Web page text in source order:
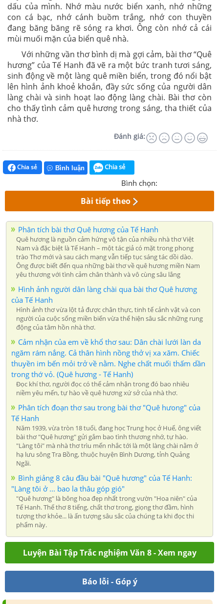
dấu của mình. Nhớ màu nước biển xanh, nhớ những
con cá bạc, nhớ cánh buồm trắng, nhớ con thuyền
đang băng băng rẽ sóng ra khơi. Ông còn nhớ cả cái
mùi muối mặn của biển quê nhà.
Với những vần thơ bình dị mà gợi cảm, bài thơ “Quê
hương” của Tế Hanh đã vẽ ra một bức tranh tươi sáng,
sinh động về một làng quê miền biển, trong đó nổi bật
lên hình ảnh khoẻ khoắn, đầy sức sống của người dân
làng chài và sinh hoạt lao động làng chài. Bài thơ còn
cho thấy tình cảm quê hương trong sáng, tha thiết của
nhà thơ.
Đánh giá:
Chia sẻ Bình luận Chia sẻ
Bình chọn:
Bài tiếp theo
Phân tích bài thơ Quê hương của Tế Hanh
Quê hương là nguồn cảm hứng vô tận của nhiều nhà thơ Việt
Nam và đặc biệt là Tế Hanh – một tác giả có mặt trong phong
trào Thơ mới và sau cách mạng vẫn tiếp tục sáng tác dồi dào.
Ông được biết đến qua những bài thơ về quê hương miền Nam
yêu thương với tình cảm chân thành và vô cùng sâu lắng
Hình ảnh người dân làng chài qua bài thơ Quê hương
của Tế Hanh
Hình ảnh thơ vừa lột tả được chân thực, tinh tế cảnh vật và con
người của cuộc sống miền biển vừa thể hiện sâu sắc những rung
động của tâm hồn nhà thơ.
Cảm nhận của em về khổ thơ sau: Dân chài lưới làn da
ngăm rám nắng. Cả thân hình nồng thở vị xa xăm. Chiếc
thuyền im bến mỏi trở về nằm. Nghe chất muối thấm dần
trong thớ vỏ. (Quê hương - Tế Hanh)
Đọc khí thơ, người đọc có thể cảm nhận trong đó bao nhiêu
niềm yêu mến, tự hào về quê hương xứ sở của nhà thơ.
Phân tích đoạn thơ sau trong bài thơ "Quê hưong" của
Tế Hanh
Năm 1939, vừa tròn 18 tuổi, đang học Trung học ở Huế, ông viết
bài thơ "Quê hương" gửi gắm bao tình thương nhớ, tự hào.
"Làng tôi" mà nhà thơ trìu mến nhắc tới là một làng chài nằm ở
hạ lưu sông Tra Bồng, thuộc huyện Bình Dương, tỉnh Quảng
Ngãi.
Bình giảng 8 câu đầu bài "Quê hương" của Tế Hanh:
"Làng tôi ở ... bao la thâu góp gió"
"Quê hương" là bông hoa đẹp nhất trong vườn "Hoa niên" của
Tế Hanh. Thể thơ 8 tiếng, chất thơ trong, giọng thơ đầm, hình
tượng thơ khỏe... là ấn tượng sâu sắc của chúng ta khi đọc thi
phẩm này.
Luyện Bài Tập Trắc nghiệm Văn 8 - Xem ngay
Báo lỗi - Góp ý